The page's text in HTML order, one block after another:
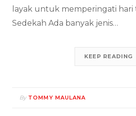
layak untuk memperingati hari
Sedekah Ada banyak jenis…
KEEP READING
By TOMMY MAULANA